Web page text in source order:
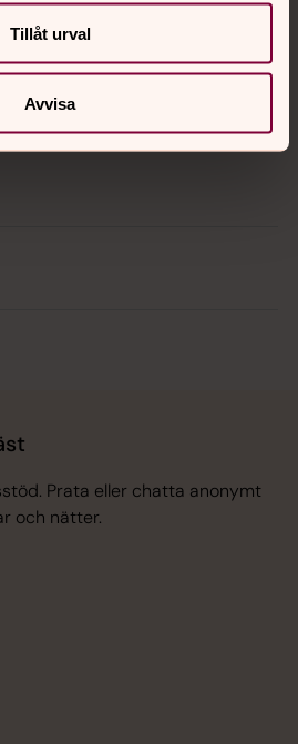
Tillåt urval
Avvisa
Prata eller chatta anonymt
och nätter.